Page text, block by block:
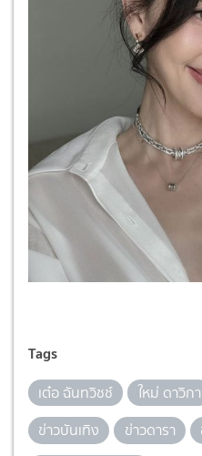
Tags
เต๋อ ฉันทวิชช์ ใหม่ ดาวิกา
ข่าวบันเทิง
ข่าวดารา